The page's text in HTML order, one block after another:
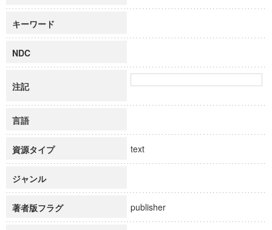
キーワード
NDC
注記
言語
資源タイプ text
ジャンル
著者版フラグ publisher